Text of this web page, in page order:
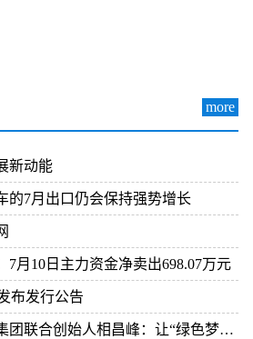
more
新动能
的7月出口仍会保持强势增长
7月10日主力资金净卖出698.07万元
布发行公告
创始人相昌峰：让“绿色梦想”吹遍大运内外